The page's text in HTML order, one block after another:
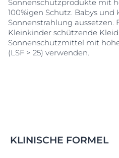
Sonnenschutzprodukte mit
100%igen Schutz. Babys
Sonnenstrahlung aussetzen.
Kleinkinder schützende
Sonnenschutzmittel mit
(LSF > 25) verwenden.
KLINISCHE FORMEL